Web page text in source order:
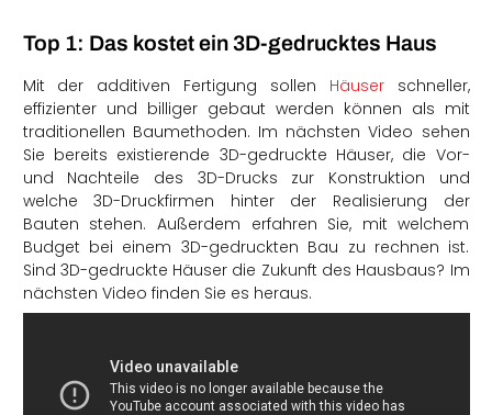
Top 1: Das kostet ein 3D-gedrucktes Haus
Mit der additiven Fertigung sollen Häuserschneller,
effizienter und billiger gebaut werden können als mit
traditionellen Baumethoden. Im nächsten Video sehen
Sie bereits existierende 3D-gedruckte Häuser, die Vor-
und Nachteile des 3D-Drucks zur Konstruktion und
welche 3D-Druckfirmen hinter der Realisierung der
Bauten stehen. Außerdem erfahren Sie, mit welchem
Budget bei einem 3D-gedruckten Bau zu rechnen ist.
Sind 3D-gedruckte Häuser die Zukunft des Hausbaus? Im
nächsten Video finden Sie es heraus.